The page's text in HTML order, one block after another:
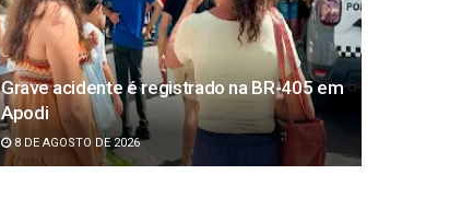
Grave acidente é registrado na BR-405 em
Apodi
8 DE AGOSTO DE 2026